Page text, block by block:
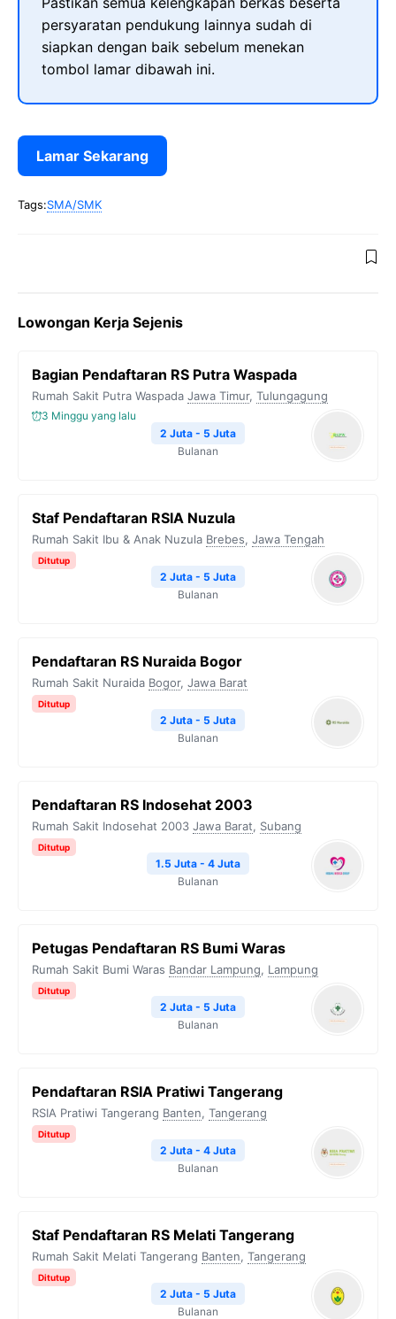
persyaratan pendukung lainnya sudah di
siapkan dengan baik sebelum menekan
tombol lamar dibawah ini.
Lamar Sekarang
Tags:SMA/SMK
Lowongan Kerja Sejenis
Bagian Pendaftaran RS Putra Waspada
Rumah Sakit Putra Waspada Jawa Timur, Tulungagung
3 Minggu yang lalu
2 Juta - 5 Juta
Bulanan
Staf Pendaftaran RSIA Nuzula
Rumah Sakit Ibu & Anak Nuzula Brebes, Jawa Tengah
Ditutup
2 Juta - 5 Juta
Bulanan
Pendaftaran RS Nuraida Bogor
Rumah Sakit Nuraida Bogor, Jawa Barat
Ditutup
2 Juta - 5 Juta
Bulanan
Pendaftaran RS Indosehat 2003
Rumah Sakit Indosehat 2003 Jawa Barat, Subang
Ditutup
1.5 Juta - 4 Juta
Bulanan
Petugas Pendaftaran RS Bumi Waras
Rumah Sakit Bumi Waras Bandar Lampung, Lampung
Ditutup
2 Juta - 5 Juta
Bulanan
Pendaftaran RSIA Pratiwi Tangerang
RSIA Pratiwi Tangerang Banten, Tangerang
Ditutup
2 Juta - 4 Juta
Bulanan
Staf Pendaftaran RS Melati Tangerang
Rumah Sakit Melati Tangerang Banten, Tangerang
Ditutup
2 Juta - 5 Juta
Bulanan